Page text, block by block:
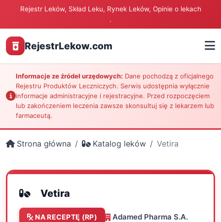
Rejestr Leków, Skład Leku, Rynek Leków, Opinie o lekach
.
RejestrLekow.com
Informacje ze źródeł urzędowych: Dane pochodzą z oficjalnego
Rejestru Produktów Leczniczych. Serwis udostępnia wyłącznie
informacje administracyjne i rejestracyjne. Przed rozpoczęciem
lub zakończeniem leczenia zawsze skonsultuj się z lekarzem lub
farmaceutą.
Strona główna Katalog leków Vetira
Vetira
NA RECEPTĘ (RP) Adamed Pharma S.A.